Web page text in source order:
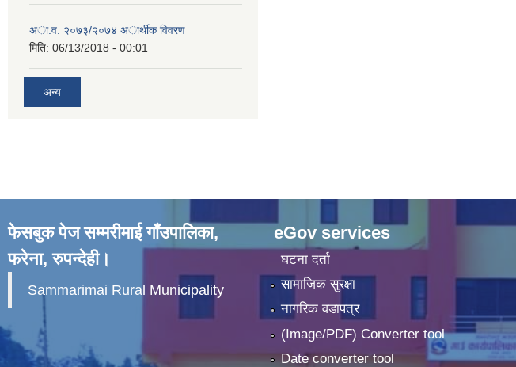
अा.व. २०७३/२०७४ अार्थीक विवरण
मिति: 06/13/2018 - 00:01
अन्य
फेसबुक पेज सम्मरीमाई गाँउपालिका,
फरेना, रुपन्देही।
Sammarimai Rural Municipality
eGov services
घटना दर्ता
सामाजिक सुरक्षा
नागरिक वडापत्र
(Image/PDF) Converter tool
Date converter tool